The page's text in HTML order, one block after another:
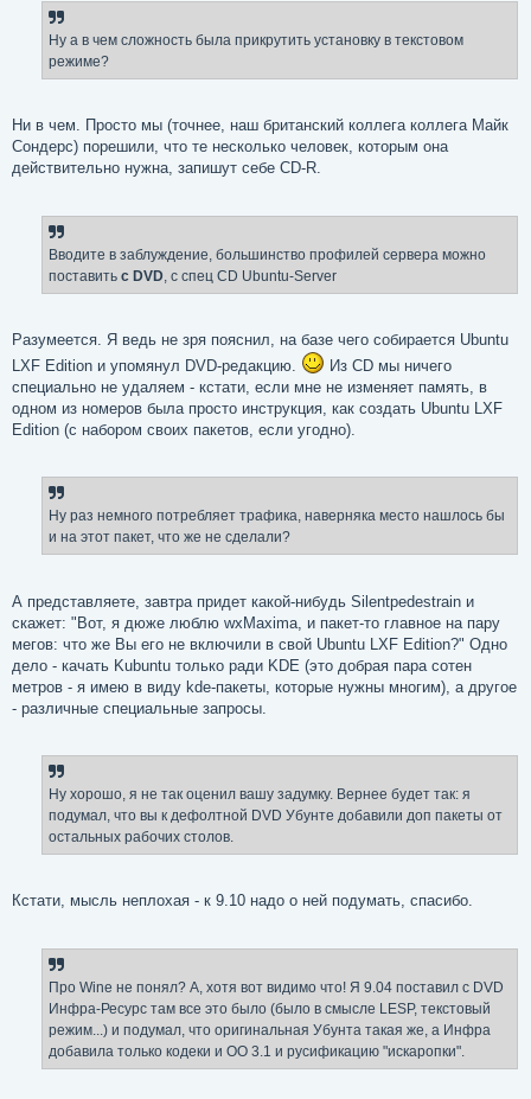
Ну а в чем сложность была прикрутить установку в текстовом
режиме?
Ни в чем. Просто мы (точнее, наш британский коллега коллега Майк
Сондерс) порешили, что те несколько человек, которым она
действительно нужна, запишут себе CD-R.
Вводите в заблуждение, большинство профилей сервера можно
поставить с DVD , с спец CD Ubuntu-Server
Разумеется. Я ведь не зря пояснил, на базе чего собирается Ubuntu
LXF Edition и упомянул DVD-редакцию.
Из CD мы ничего
специально не удаляем - кстати, если мне не изменяет память, в
одном из номеров была просто инструкция, как создать Ubuntu LXF
Edition (с набором своих пакетов, если угодно).
Ну раз немного потребляет трафика, наверняка место нашлось бы
и на этот пакет, что же не сделали?
А представляете, завтра придет какой-нибудь Silentpedestrain и
скажет: "Вот, я дюже люблю wxMaxima, и пакет-то главное на пару
мегов: что же Вы его не включили в свой Ubuntu LXF Edition?" Одно
дело - качать Kubuntu только ради KDE (это добрая пара сотен
метров - я имею в виду kde-пакеты, которые нужны многим), а другое
- различные специальные запросы.
Ну хорошо, я не так оценил вашу задумку. Вернее будет так: я
подумал, что вы к дефолтной DVD Убунте добавили доп пакеты от
остальных рабочих столов.
Кстати, мысль неплохая - к 9.10 надо о ней подумать, спасибо.
Про Wine не понял? А, хотя вот видимо что! Я 9.04 поставил с DVD
Инфра-Ресурс там все это было (было в смысле LЕSP, текстовый
режим...) и подумал, что оригинальная Убунта такая же, а Инфра
добавила только кодеки и OO 3.1 и русификацию "искаропки".